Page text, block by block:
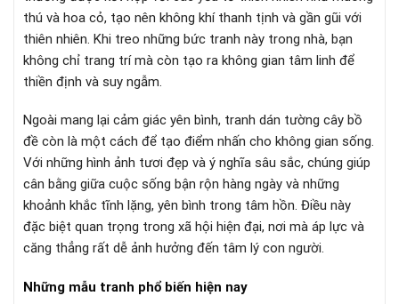
thú và hoa cỏ, tạo nên không khí thanh tịnh và gần gũi với
thiên nhiên. Khi treo những bức tranh này trong nhà, bạn
không chỉ trang trí mà còn tạo ra không gian tâm linh để
thiền định và suy ngẫm.
Ngoài mang lại cảm giác yên bình, tranh dán tường cây bồ
đề còn là một cách để tạo điểm nhấn cho không gian sống.
Với những hình ảnh tươi đẹp và ý nghĩa sâu sắc, chúng giúp
cân bằng giữa cuộc sống bận rộn hàng ngày và những
khoảnh khắc tĩnh lặng, yên bình trong tâm hồn. Điều này
đặc biệt quan trọng trong xã hội hiện đại, nơi mà áp lực và
căng thẳng rất dễ ảnh hưởng đến tâm lý con người.
Những mẫu tranh phổ biến hiện nay